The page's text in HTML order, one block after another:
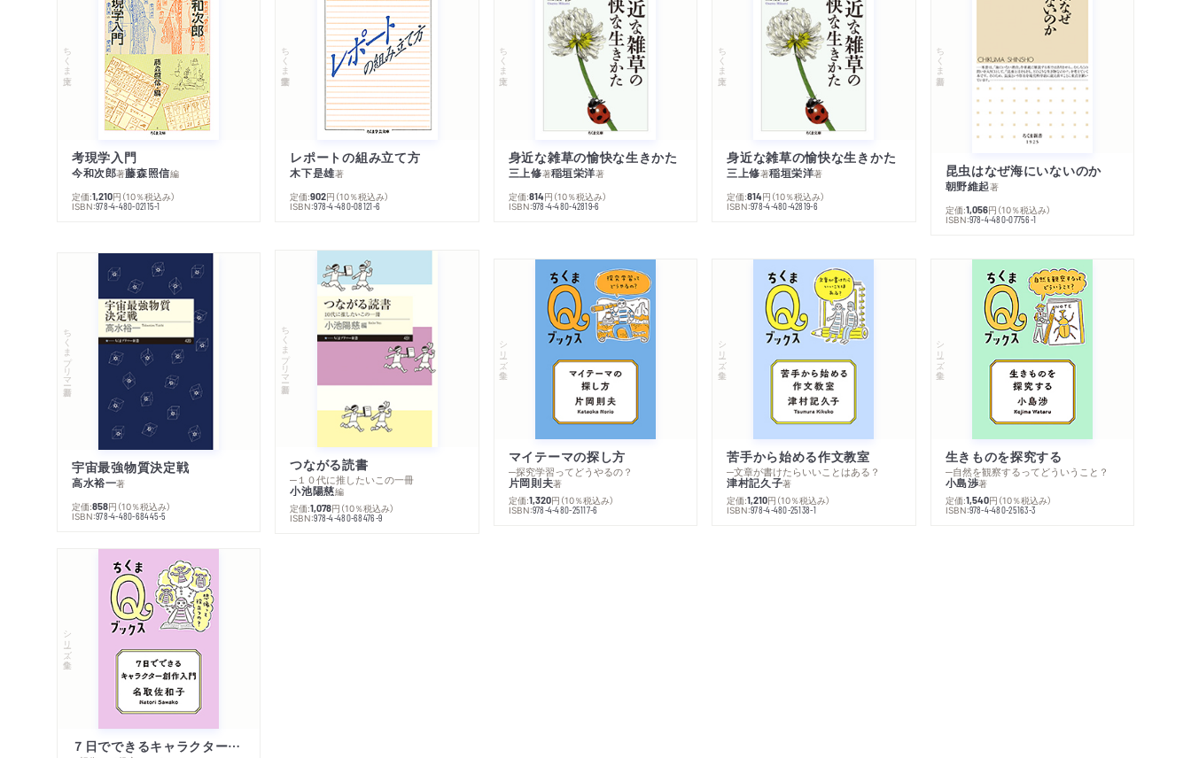
ちくま文庫
考現学入門
今和次郎著藤森照信編
定価:1,210円 （10％税込み）
ISBN:978-4-480-02115-1
ちくま学芸文庫
レポートの組み立て方
木下是雄著
定価:902円 （10％税込み）
ISBN:978-4-480-08121-6
ちくま文庫
身近な雑草の愉快な生きかた
三上修著稲垣栄洋著
定価:814円 （10％税込み）
ISBN:978-4-480-42819-6
ちくま文庫
身近な雑草の愉快な生きかた
三上修著稲垣栄洋著
定価:814円 （10％税込み）
ISBN:978-4-480-42819-6
ちくま新書
昆虫はなぜ海にいないのか
朝野維起著
定価:1,056円 （10％税込み）
ISBN:978-4-480-07756-1
ちくまプリマー新書
宇宙最強物質決定戦
高水裕一著
定価:858円 （10％税込み）
ISBN:978-4-480-68445-5
ちくまプリマー新書
つながる読書
─１０代に推したいこの一冊
小池陽慈編
定価:1,078円 （10％税込み）
ISBN:978-4-480-68476-9
シリーズ・全集
マイテーマの探し方
─探究学習ってどうやるの？
片岡則夫著
定価:1,320円 （10％税込み）
ISBN:978-4-480-25117-6
シリーズ・全集
苦手から始める作文教室
─文章が書けたらいいことはある？
津村記久子著
定価:1,210円 （10％税込み）
ISBN:978-4-480-25138-1
シリーズ・全集
生きものを探究する
─自然を観察するってどういうこと？
小島渉著
定価:1,540円 （10％税込み）
ISBN:978-4-480-25163-3
シリーズ・全集
７日でできるキャラクター創作入門